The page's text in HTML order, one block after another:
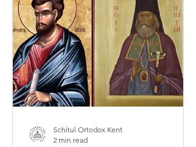
Schitul Ortodox Kent
2 min read